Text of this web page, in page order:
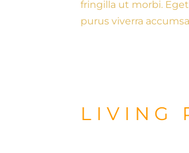
fringilla ut morbi.
purus viverra
LIVING